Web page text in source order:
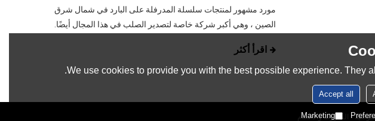
مورد مشهور لمنتجات سلسلة المدرفلة على البارد في شمال شرق
الصين ، وهي أكبر شركة خاصة لتصدير الصلب في هذا المجال أيضًا.
اقرأ أكثر
الشروط والاحكام
We use cookies to provide you with the best possible experience. They
Accept all
Marketing